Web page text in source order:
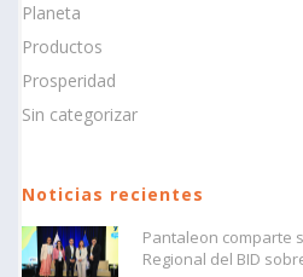
Planeta
Productos
Prosperidad
Sin categorizar
Noticias recientes
Pantaleon comparte
Regional del BID